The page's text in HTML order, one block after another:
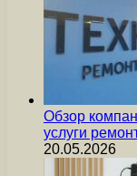
Обзор
услуги
20.05.2026